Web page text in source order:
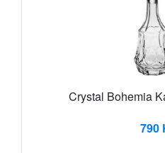
Crystal Bohemia
790